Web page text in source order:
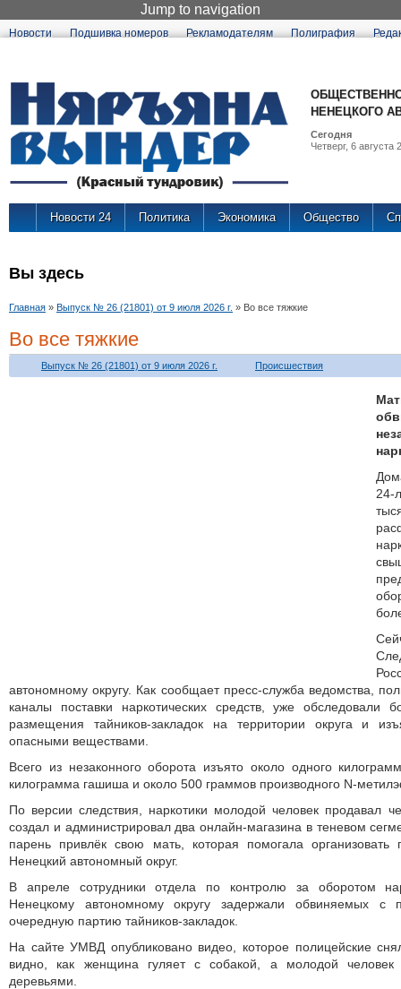
Jump to navigation
Новости Подшивка номеров Рекламодателям Полиграфия
НЕНЕЦКОГО
Сегодня
Четверг, 6 августа
Новости 24 Политика Экономика Общество
Вы здесь
Главная » Выпуск № 26 (21801) от 9 июля 2026 г. » Во все тяжкие
Во все тяжкие
Выпуск № 26 (21801) от 9 июля 2026 г. Происшествия
24-
автономному округу. Как сообщает пресс-служба ведомства,
каналы поставки наркотических средств, уже обследовали
размещения тайников-закладок на территории округа и
опасными веществами.
Всего из незаконного оборота изъято около одного
килограмма гашиша и около 500 граммов производ­ного N-
По версии следствия, наркотики молодой человек продавал
создал и администрировал два онлайн-магазина в теневом
парень привлёк свою мать, которая помогала организовать
Ненецкий автономный округ.
В апреле сотрудники отдела по контролю за оборотом
Ненецкому автономному округу задержали обвиняемых с
очередную партию тайников-закладок.
На сайте УМВД опубликовано видео, которое полицейские
видно, как женщина гуляет с собакой, а молодой человек
деревьями.